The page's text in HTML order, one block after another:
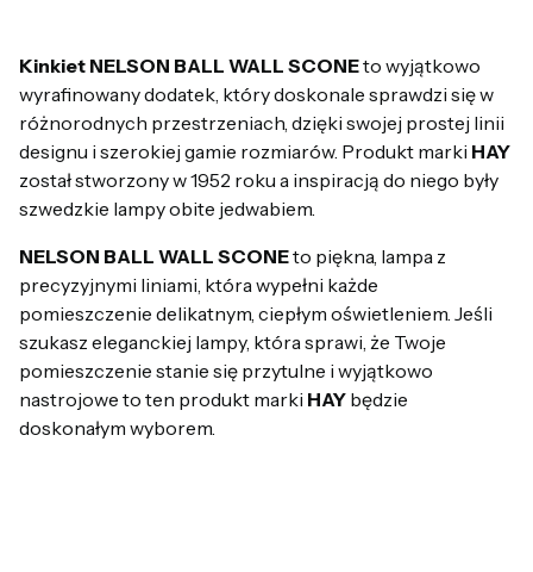
Kinkiet NELSON BALL WALL SCONEto wyjątkowo
wyrafinowany dodatek, który doskonale sprawdzi się w
różnorodnych przestrzeniach, dzięki swojej prostej linii
designu i szerokiej gamie rozmiarów. Produkt marki HAY
został stworzony w 1952 roku a inspiracją do niego były
szwedzkie lampy obite jedwabiem.
NELSON BALL WALL SCONEto piękna, lampa z
precyzyjnymi liniami, która wypełni każde
pomieszczenie delikatnym, ciepłym oświetleniem. Jeśli
szukasz eleganckiej lampy, która sprawi, że Twoje
pomieszczenie stanie się przytulne i wyjątkowo
nastrojowe to ten produkt marki HAY będzie
doskonałym wyborem.